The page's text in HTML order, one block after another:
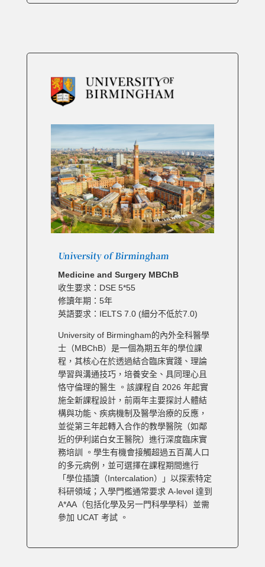
University of Birmingham
Medicine and Surgery MBChB
收生要求：DSE 5*55
修讀年期：5年
英語要求：IELTS 7.0 (細分不低於7.0)
University of Birmingham的內外全科醫學
士（MBChB）是一個為期五年的學位課
程，其核心在於透過結合臨床實踐、理論
學習與溝通技巧，培養安全、具同理心且
恪守倫理的醫生 。該課程自 2026 年起實
施全新課程設計，前兩年主要探討人體結
構與功能、疾病機制及醫學治療的反應，
並從第三年起轉入合作的教學醫院（如鄰
近的伊利諾白女王醫院）進行深度臨床實
務培訓 。學生有機會接觸超過五百萬人口
的多元病例，並可選擇在課程期間進行
「學位插讀（Intercalation）」以探索特定
科研領域；入學門檻通常要求 A-level 達到
A*AA（包括化學及另一門科學學科）並需
參加 UCAT 考試 。